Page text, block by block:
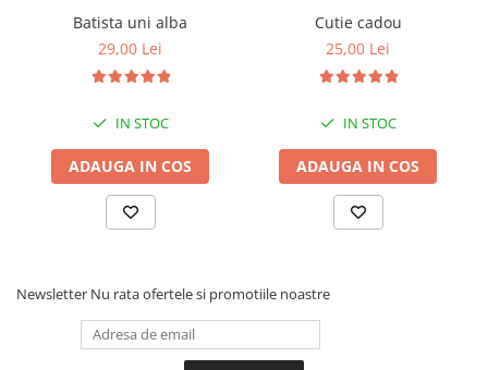
Batista uni alba
29,00 Lei
IN STOC
ADAUGA IN COS
Cutie cadou
25,00 Lei
IN STOC
ADAUGA IN COS
Newsletter Nu rata ofertele si promotiile noastre